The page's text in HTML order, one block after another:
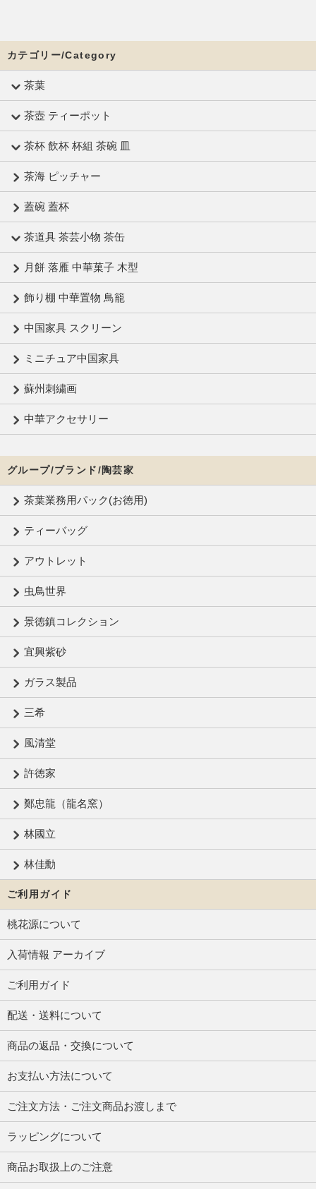
カテゴリー/Category
茶葉
茶壺 ティーポット
茶杯 飲杯 杯組 茶碗 皿
茶海 ピッチャー
蓋碗 蓋杯
茶道具 茶芸小物 茶缶
月餅 落雁 中華菓子 木型
飾り棚 中華置物 鳥籠
中国家具 スクリーン
ミニチュア中国家具
蘇州刺繍画
中華アクセサリー
グループ/ブランド/陶芸家
茶葉業務用パック(お徳用)
ティーバッグ
アウトレット
虫鳥世界
景徳鎮コレクション
宜興紫砂
ガラス製品
三希
風清堂
許徳家
鄭忠龍（龍名窯）
林國立
林佳勳
ご利用ガイド
桃花源について
入荷情報 アーカイブ
ご利用ガイド
配送・送料について
商品の返品・交換について
お支払い方法について
ご注文方法・ご注文商品お渡しまで
ラッピングについて
商品お取扱上のご注意